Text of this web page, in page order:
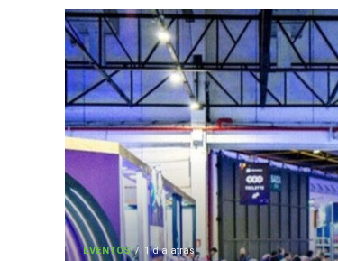
EVENTOS 1 dia atrás